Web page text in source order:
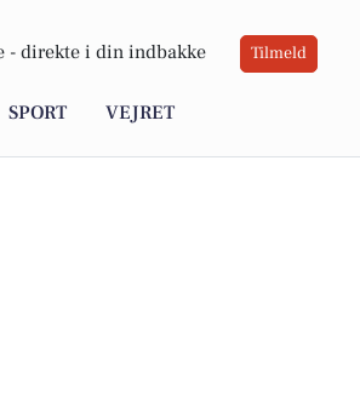
- direkte i din indbakke Tilmeld
SPORT VEJRET